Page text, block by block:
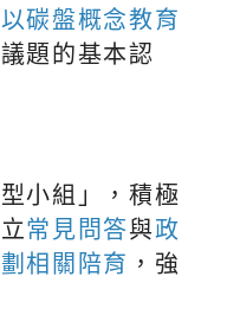
碳盤概念教育
題的基本認
小組」，積極
常見問答與政
相關陪育 ，強